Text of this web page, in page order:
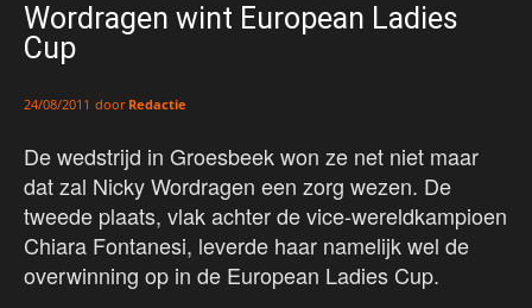
Wordragen wint European Ladies
Cup
24/08/2011 door Redactie
De wedstrijd in Groesbeek won ze net niet maar
dat zal Nicky Wordragen een zorg wezen. De
tweede plaats, vlak achter de vice-wereldkampioen
Chiara Fontanesi, leverde haar namelijk wel de
overwinning op in de European Ladies Cup.